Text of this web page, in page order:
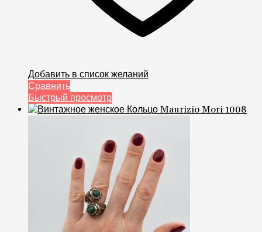
Добавить в список желаний
Сравнить
Быстрый просмотр